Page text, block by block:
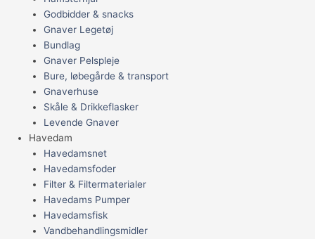
Godbidder & snacks
Gnaver Legetøj
Bundlag
Gnaver Pelspleje
Bure, løbegårde & transport
Gnaverhuse
Skåle & Drikkeflasker
Levende Gnaver
Havedam
Havedamsnet
Havedamsfoder
Filter & Filtermaterialer
Havedams Pumper
Havedamsfisk
Vandbehandlingsmidler